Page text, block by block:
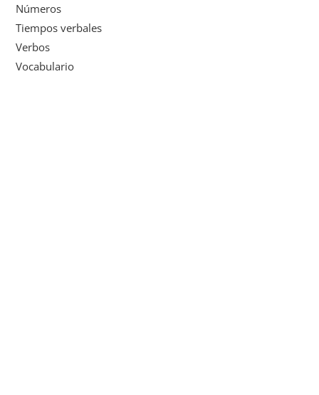
Números
Tiempos verbales
Verbos
Vocabulario